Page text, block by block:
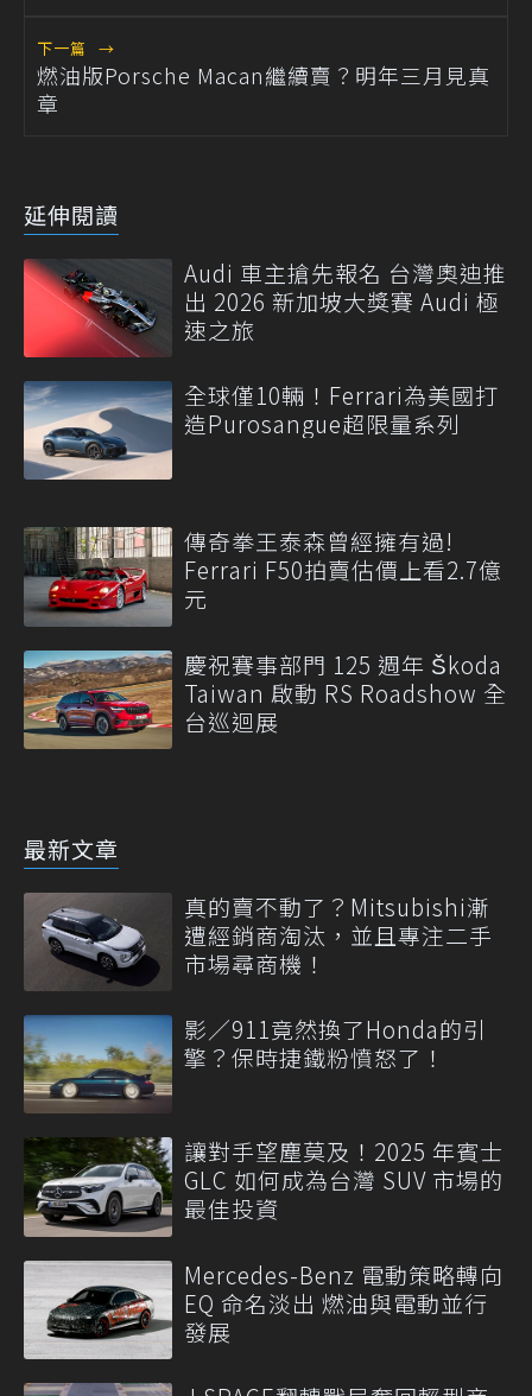
下一篇 →
燃油版Porsche Macan繼續賣？明年三月見真
章
延伸閱讀
Audi 車主搶先報名 台灣奧迪推
出 2026 新加坡大獎賽 Audi 極
速之旅
全球僅10輛！Ferrari為美國打
造Purosangue超限量系列
傳奇拳王泰森曾經擁有過!
Ferrari F50拍賣估價上看2.7億
元
慶祝賽事部門 125 週年 Škoda
Taiwan 啟動 RS Roadshow 全
台巡迴展
最新文章
真的賣不動了？Mitsubishi漸
遭經銷商淘汰，並且專注二手
市場尋商機！
影／911竟然換了Honda的引
擎？保時捷鐵粉憤怒了！
讓對手望塵莫及！2025 年賓士
GLC 如何成為台灣 SUV 市場的
最佳投資
Mercedes-Benz 電動策略轉向
EQ 命名淡出 燃油與電動並行
發展